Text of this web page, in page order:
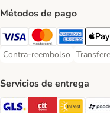
Métodos de pago
Visa Payment Method
Mastercard Payment
AmericanApple
Contra-reembolso
Contra-reembolso Payment
Servicios de entrega
GLS Shipping Method
CTTExpress